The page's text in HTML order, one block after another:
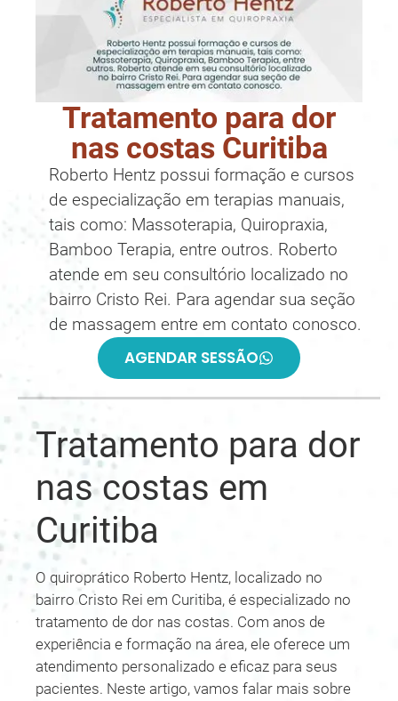
Tratamento para dor
nas costas Curitiba
Roberto Hentz possui formação e cursos
de especialização em terapias manuais,
tais como: Massoterapia, Quiropraxia,
Bamboo Terapia, entre outros. Roberto
atende em seu consultório localizado no
bairro Cristo Rei. Para agendar sua seção
de massagem entre em contato conosco.
AGENDAR SESSÃO
Tratamento para dor
nas costas em
Curitiba
O quiroprático Roberto Hentz, localizado no
bairro Cristo Rei em Curitiba, é especializado no
tratamento de dor nas costas. Com anos de
experiência e formação na área, ele oferece um
atendimento personalizado e eficaz para seus
pacientes. Neste artigo, vamos falar mais sobre